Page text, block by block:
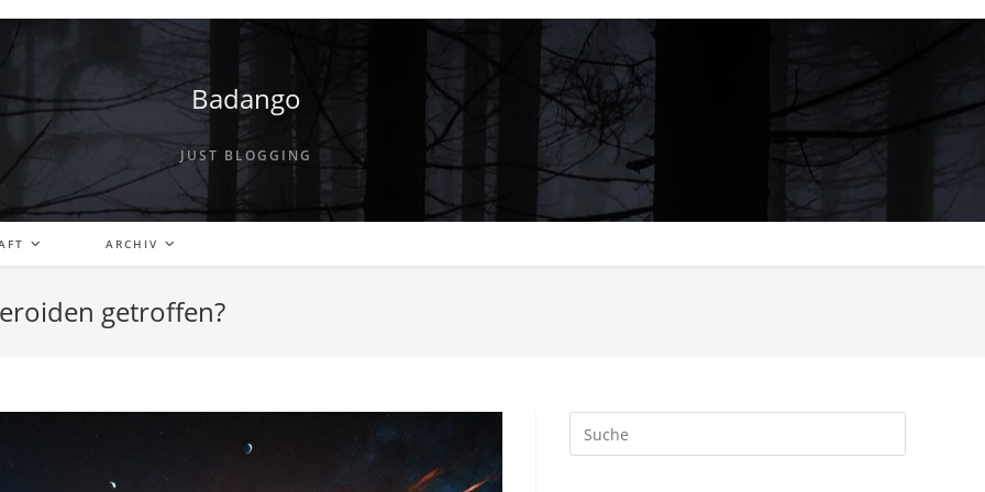
Badango
JUST BLOGGING
ARCHIV
getroffen?